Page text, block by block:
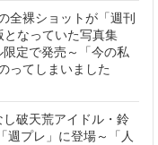
全裸ショットが「週刊
なっていた写真集
限定で発売～「今の私
ってしまいました
破天荒アイドル・鈴
週プレ」に登場～「人